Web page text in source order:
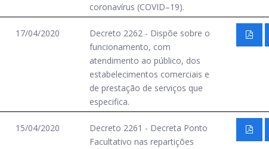
coronavírus (COVID–19).
17/04/2020
Decreto 2262 - Dispõe sobre o
funcionamento, com
atendimento ao público, dos
estabelecimentos comerciais e
de prestação de serviços que
especifica.
15/04/2020
Decreto 2261 - Decreta Ponto
Facultativo nas repartições